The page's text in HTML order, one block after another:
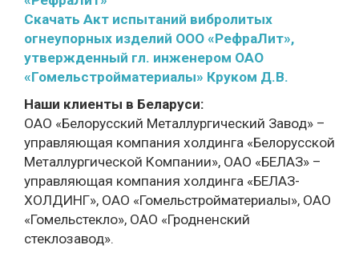
Скачать Акт испытаний вибролитых
огнеупорных изделий ООО «РефраЛит»,
утвержденный гл. инженером ОАО
«Гомельстройматериалы» Круком Д.В.
Наши клиенты в Беларуси:
ОАО «Белорусский Металлургический Завод» –
управляющая компания холдинга «Белорусской
Металлургической Компании», ОАО «БЕЛАЗ» –
управляющая компания холдинга «БЕЛАЗ-
ХОЛДИНГ», ОАО «Гомельстройматериалы», ОАО
«Гомельстекло», ОАО «Гродненский
стеклозавод».